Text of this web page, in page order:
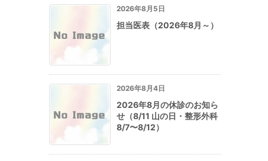
2026年8月5日
担当医表（2026年8月～）
2026年8月4日
2026年8月の休診のお知ら
せ（8/11 山の日・整形外科
8/7〜8/12）